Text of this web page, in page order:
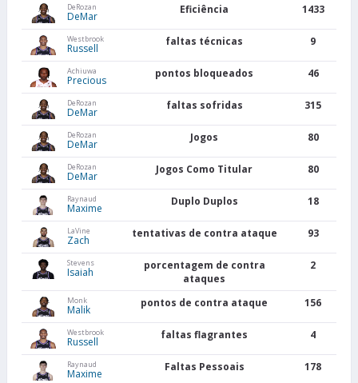
DeRozan
DeMar
Eficiência 1433
Westbrook
Russell
faltas técnicas 9
Achiuwa
Precious
pontos bloqueados 46
DeRozan
DeMar
faltas sofridas 315
DeRozan
DeMar
Jogos 80
DeRozan
DeMar
Jogos Como Titular 80
Raynaud
Maxime
Duplo Duplos 18
LaVine
Zach
tentativas de contra ataque 93
Stevens
Isaiah
porcentagem de contra
ataques
2
Monk
Malik
pontos de contra ataque 156
Westbrook
Russell
faltas flagrantes 4
Raynaud
Maxime
Faltas Pessoais 178